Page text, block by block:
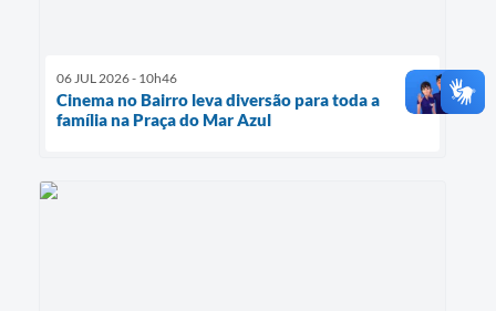
06 JUL 2026 - 10h46
Cinema no Bairro leva diversão para toda a
família na Praça do Mar Azul